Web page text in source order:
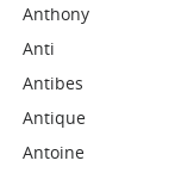
Anthony
Anti
Antibes
Antique
Antoine